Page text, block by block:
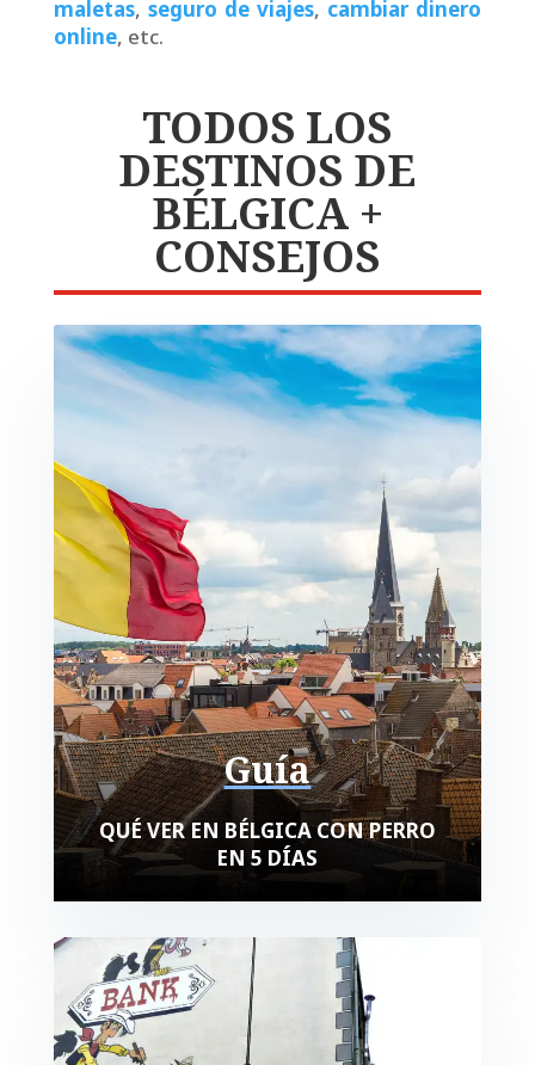
maletas, seguro de viajes, cambiar dinero
online, etc.
TODOS LOS
DESTINOS DE
BÉLGICA +
CONSEJOS
Guía
QUÉ VER EN BÉLGICA CON PERRO
EN 5 DÍAS